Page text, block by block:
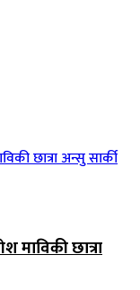
माविकी छात्रा